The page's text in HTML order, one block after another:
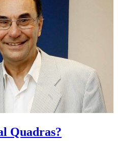
Quadras?